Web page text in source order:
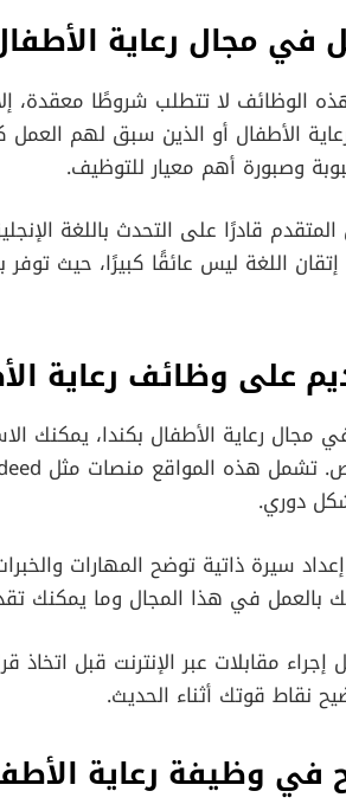
في مجال رعاية
الوظائف لا تتطلب شروطًا معقدة،
الأطفال أو الذين سبق لهم العمل
وصبورة أهم معيار للتوظيف.
قادرًا على التحدث باللغة
اللغة ليس عائقًا كبيرًا، حيث
على وظائف رعاية
رعاية الأطفال بكندا، يمكنك
دوري.
سيرة ذاتية توضح المهارات
في هذا المجال وما يمكنك
مقابلات عبر الإنترنت قبل اتخاذ
نقاط قوتك أثناء الحديث.
في وظيفة رعاية